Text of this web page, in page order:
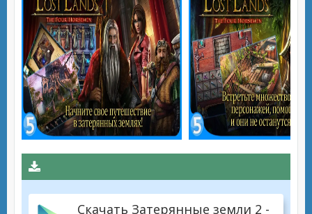
Скачать Затерянные земли 2 -